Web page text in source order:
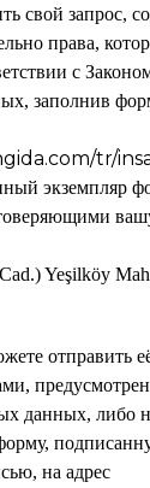
свой запрос,
права,
с
заполнив
tr/
экземпляр
Yeşilköy
отправить
данных, либо
на адрес